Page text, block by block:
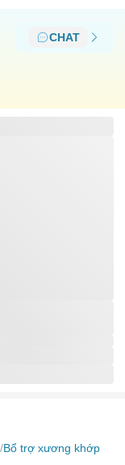
CHAT
Bổ trợ xương khớp